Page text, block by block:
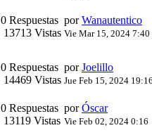
0 Respuestas
13713 Vistas
porWanautentico
Vie Mar 15, 2024 7:40
0 Respuestas
14469 Vistas
porJoelillo
Jue Feb 15, 2024
0 Respuestas
13119 Vistas
porÓscar
Vie Feb 02, 2024 0:16